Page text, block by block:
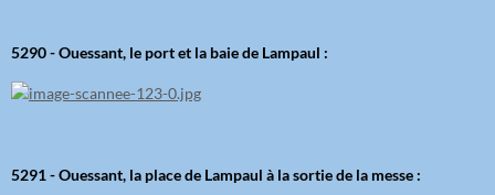
5290 - Ouessant, le port et la baie de Lampaul :
5291 - Ouessant, la place de Lampaul à la sortie de la messe :